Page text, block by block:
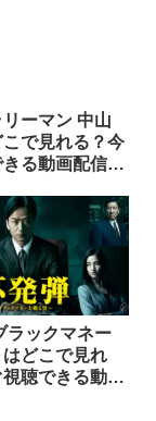
ーマン 中山
で見れる？今
る動画配信サ
ラックマネー
どこで見れ
聴できる動画